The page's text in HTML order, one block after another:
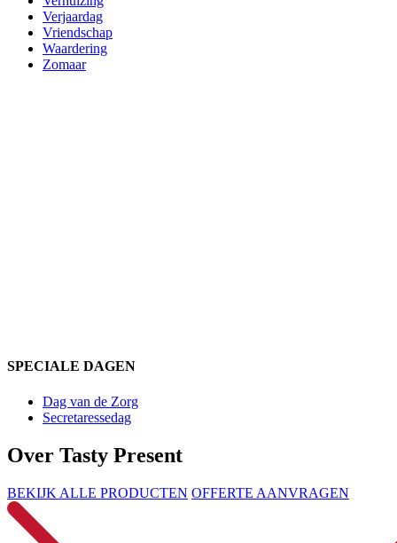
Verjaardag
Vriendschap
Waardering
Zomaar
SPECIALE DAGEN
Dag van de Zorg
Secretaressedag
Over Tasty Present
BEKIJK ALLE PRODUCTEN OFFERTE AANVRAGEN